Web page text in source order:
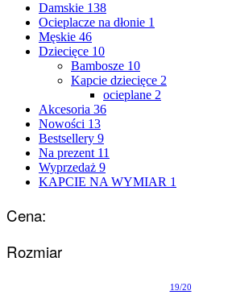
Damskie 138
Ocieplacze na dłonie 1
Męskie 46
Dziecięce 10
Bambosze 10
Kapcie dziecięce 2
ocieplane 2
Akcesoria 36
Nowości 13
Bestsellery 9
Na prezent 11
Wyprzedaż 9
KAPCIE NA WYMIAR 1
Cena:
Rozmiar
19/20